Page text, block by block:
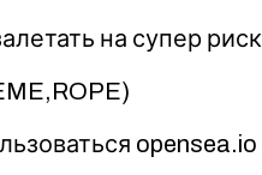
на супер